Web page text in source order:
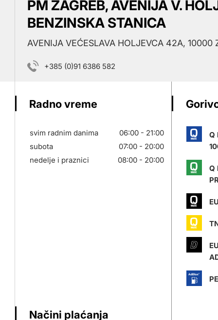
PM ZAGREB, AVENIJA V.
BENZINSKA STANICA
AVENIJA VEĆESLAVA HOLJEVCA 42A, 10000
+385 (0)91 6386 582
Radno vreme
svim radnim danima
06:00 - 21:00
subota
07:00 - 20:00
nedelje i praznici
08:00 - 20:00
Q
Q
Načini plaćanja